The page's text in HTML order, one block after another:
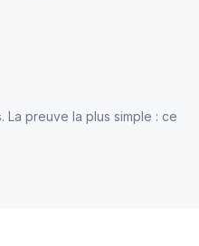
La preuve la plus simple : ce